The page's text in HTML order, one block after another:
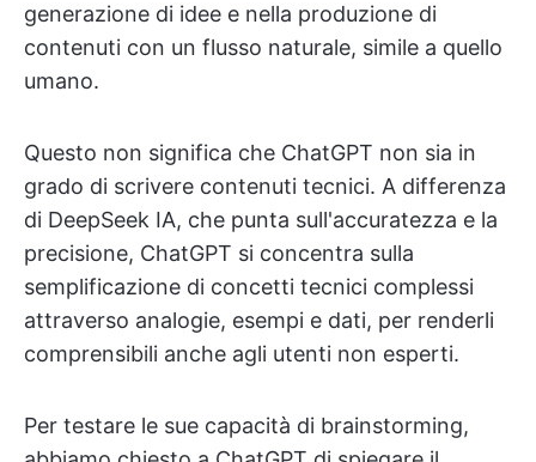
generazione di idee e nella produzione di
contenuti con un flusso naturale, simile a quello
umano.
Questo non significa che ChatGPT non sia in
grado di scrivere contenuti tecnici. A differenza
di DeepSeek IA, che punta sull'accuratezza e la
precisione, ChatGPT si concentra sulla
semplificazione di concetti tecnici complessi
attraverso analogie, esempi e dati, per renderli
comprensibili anche agli utenti non esperti.
Per testare le sue capacità di brainstorming,